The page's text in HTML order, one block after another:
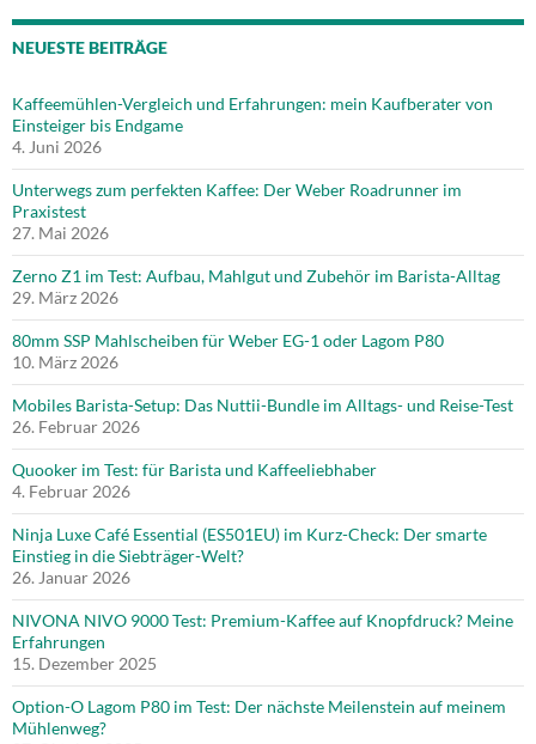
NEUESTE BEITRÄGE
Kaffeemühlen-Vergleich und Erfahrungen: mein Kaufberater von
Einsteiger bis Endgame
4. Juni 2026
Unterwegs zum perfekten Kaffee: Der Weber Roadrunner im
Praxistest
27. Mai 2026
Zerno Z1 im Test: Aufbau, Mahlgut und Zubehör im Barista-Alltag
29. März 2026
80mm SSP Mahlscheiben für Weber EG-1 oder Lagom P80
10. März 2026
Mobiles Barista-Setup: Das Nuttii-Bundle im Alltags- und Reise-Test
26. Februar 2026
Quooker im Test: für Barista und Kaffeeliebhaber
4. Februar 2026
Ninja Luxe Café Essential (ES501EU) im Kurz-Check: Der smarte
Einstieg in die Siebträger-Welt?
26. Januar 2026
NIVONA NIVO 9000 Test: Premium-Kaffee auf Knopfdruck? Meine
Erfahrungen
15. Dezember 2025
Option-O Lagom P80 im Test: Der nächste Meilenstein auf meinem
Mühlenweg?